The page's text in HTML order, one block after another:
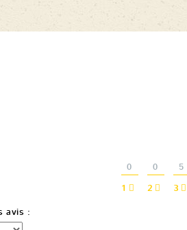
1
0
2
0
3
5
avis :